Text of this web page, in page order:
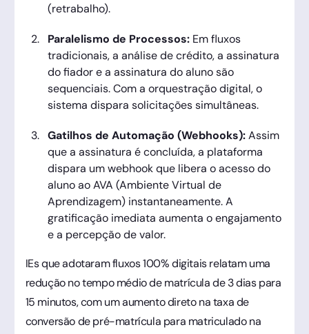
(retrabalho).
Paralelismo de Processos:Em fluxos
tradicionais, a análise de crédito, a assinatura
do fiador e a assinatura do aluno são
sequenciais. Com a orquestração digital, o
sistema dispara solicitações simultâneas.
Gatilhos de Automação (Webhooks):Assim
que a assinatura é concluída, a plataforma
dispara um webhook que libera o acesso do
aluno ao AVA (Ambiente Virtual de
Aprendizagem) instantaneamente. A
gratificação imediata aumenta o engajamento
e a percepção de valor.
IEs que adotaram fluxos 100% digitais relatam uma
redução no tempo médio de matrícula de 3 dias para
15 minutos, com um aumento direto na taxa de
conversão de pré-matrícula para matriculado na